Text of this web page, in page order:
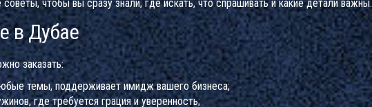
чтобы вы сразу знали, где искать, что спрашивать и какие детали важны.
в Дубае
заказать:
темы, поддерживает имидж вашего бизнеса;
где требуется грация и уверенность;